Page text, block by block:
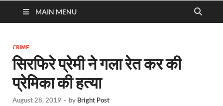
MAIN MENU
CRIME
सिरफिरे प्रेमी ने गला रेत कर की
प्रेमिका की हत्या
August 28, 2019 - by Bright Post